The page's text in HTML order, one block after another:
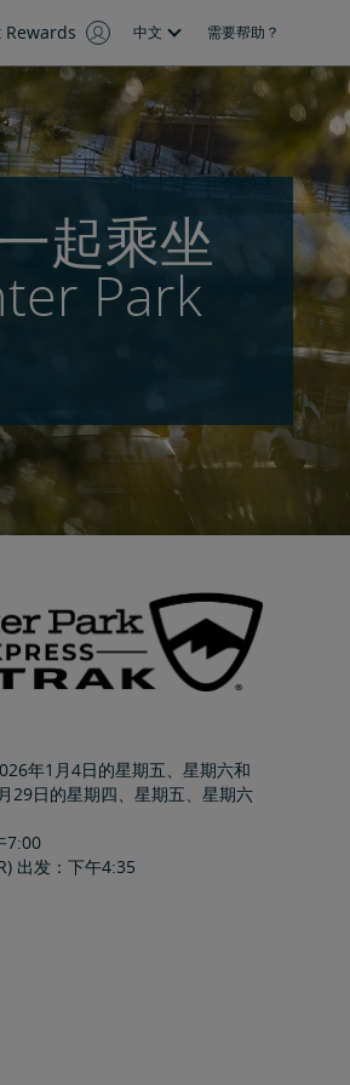
Rewards 中文 需要帮助？
起乘坐
Park
年1月4日的星期五、星期六和
29日的星期四、星期五、星期六
7:00
出发：下午4:35